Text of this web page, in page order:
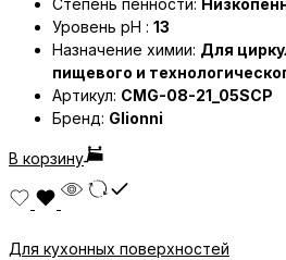
Уровень pH : 13
Назначение химии: Для
пищевого и
Артикул: CMG-08-21_05SCP
Бренд: Glionni
В корзину
Для кухонных поверхностей